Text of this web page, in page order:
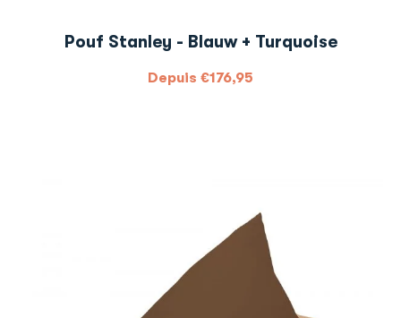
Pouf Stanley - Blauw + Turquoise
Depuis €176,95